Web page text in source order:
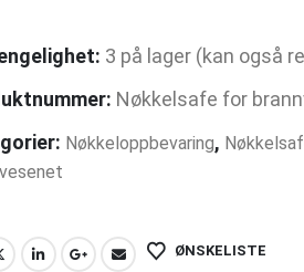
3 på lager (kan også
Nøkkelsafe for
Nøkkeloppbevaring,
ØNSKELISTE